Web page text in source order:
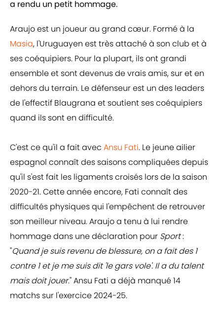
a rendu un petit hommage.
Araujo est un joueur au grand cœur. Formé à la
Masia, l'Uruguayen est très attaché à son club et à
ses coéquipiers. Pour la plupart, ils ont grandi
ensemble et sont devenus de vrais amis, sur et en
dehors du terrain. Le défenseur est un des leaders
de l'effectif Blaugrana et soutient ses coéquipiers
quand ils sont en difficulté.
C'est ce qu'il a fait avec Ansu Fati. Le jeune ailier
espagnol connaît des saisons compliquées depuis
qu'il s'est fait les ligaments croisés lors de la saison
2020-21. Cette année encore, Fati connaît des
difficultés physiques qui l'empêchent de retrouver
son meilleur niveau. Araujo a tenu à lui rendre
hommage dans une déclaration pour Sport:
"Quand je suis revenu de blessure, on a fait des 1
contre 1 et je me suis dit 'le gars vole'. Il a du talent
mais doit jouer." Ansu Fati a déjà manqué 14
matchs sur l'exercice 2024-25.